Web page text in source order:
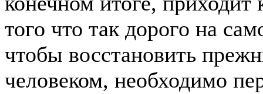
того что так дорого на
чтобы восстановить
человеком, необходимо